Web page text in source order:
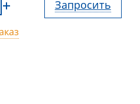
Запросить